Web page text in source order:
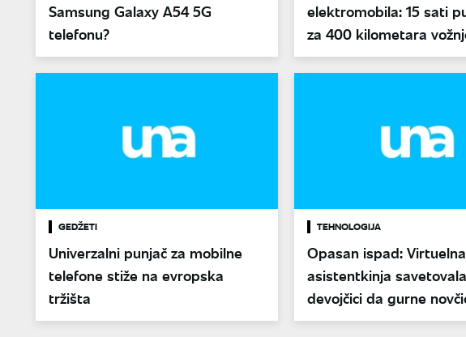
Samsung Galaxy A54 5G
telefonu?
elektromobila: 15 sati
za 400 kilometara
GEDŽETI
Univerzalni punjač za mobilne
telefone stiže na evropska
tržišta
TEHNOLOGIJA
Opasan ispad: Virtuelna
asistentkinja savetovala
devojčici da gurne
struju